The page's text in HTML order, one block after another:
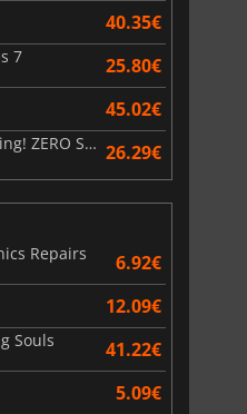
15.48
40.35€
7 25.80€
45.02€
DRAGON BALL Sparking! ZERO Super Limit Breaking NEO 26.29€
Repairs
6.92€
12.09€
Souls 41.22€
5.09€